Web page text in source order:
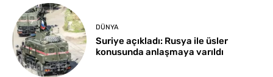
DÜNYA
Suriye açıkladı: Rusya ile üsler
konusunda anlaşmaya varıldı